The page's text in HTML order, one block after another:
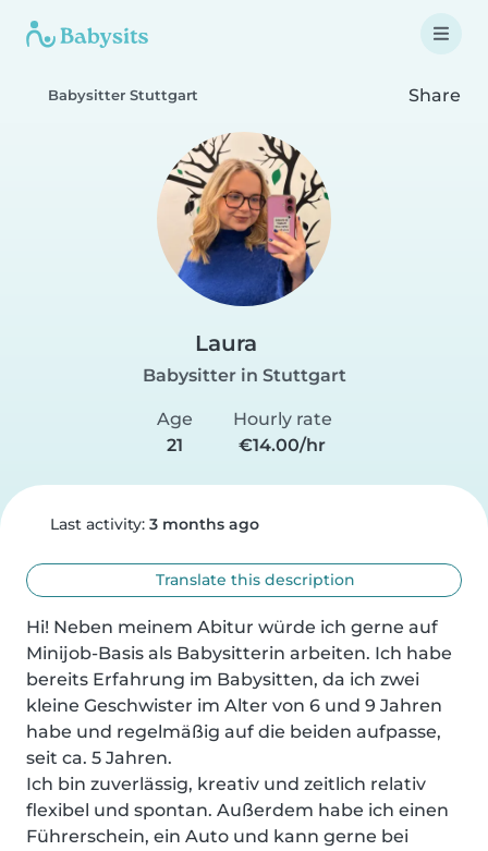
Babysitter Stuttgart Share
Laura
Babysitter in Stuttgart
Age
21
Hourly rate
€14.00/hr
Last activity: 3 months ago
Translate this description
Hi! Neben meinem Abitur würde ich gerne auf
Minijob-Basis als Babysitterin arbeiten. Ich habe
bereits Erfahrung im Babysitten, da ich zwei
kleine Geschwister im Alter von 6 und 9 Jahren
habe und regelmäßig auf die beiden aufpasse,
seit ca. 5 Jahren.
Ich bin zuverlässig, kreativ und zeitlich relativ
flexibel und spontan. Außerdem habe ich einen
Führerschein, ein Auto und kann gerne bei